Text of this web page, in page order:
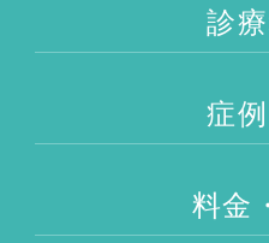
診
症
料金